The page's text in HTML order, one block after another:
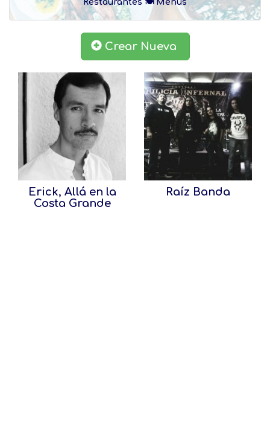
Restaurantes 🍽 Menús
Crear Nueva
Erick, Allá en la
Costa Grande
Raíz Banda